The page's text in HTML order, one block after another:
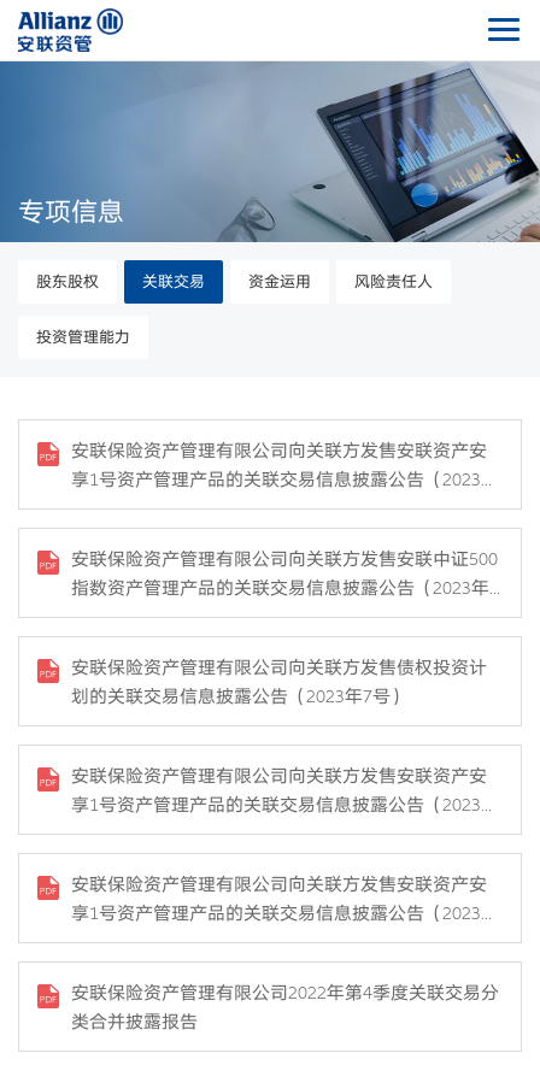
专项信息
股东股权 关联交易 资金运用 风险责任人
投资管理能力
安联保险资产管理有限公司向关联方发售安联资产安
享1号资产管理产品的关联交易信息披露公告（2023年
10号）
安联保险资产管理有限公司向关联方发售安联中证500
指数资产管理产品的关联交易信息披露公告（2023年8
号）
安联保险资产管理有限公司向关联方发售债权投资计
划的关联交易信息披露公告（2023年7号）
安联保险资产管理有限公司向关联方发售安联资产安
享1号资产管理产品的关联交易信息披露公告（2023年
6号）
安联保险资产管理有限公司向关联方发售安联资产安
享1号资产管理产品的关联交易信息披露公告（2023年
3号）
安联保险资产管理有限公司2022年第4季度关联交易分
类合并披露报告